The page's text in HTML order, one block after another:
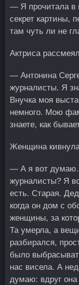
— Я прочитала в
секрет картины,
там чуть ли не
Актриса
— Антонина
журналисты. Я
Внучка моя
немного. Мою
знаете, как
Женщина
— А я вот
журналисты? Я
есть. Старая.
когда он дом с
женщины, за
Та умерла, а
разбирался,
было
нас висела. А
думаю: вдруг